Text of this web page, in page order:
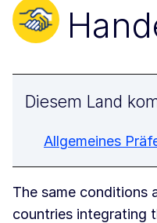
Diesem Land
Allgemeines
The same conditions
countries integrating